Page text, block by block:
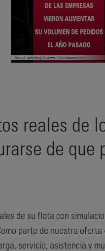
reales de
de
de su flota con
parte de nuestra oferta
servicio, asistencia y